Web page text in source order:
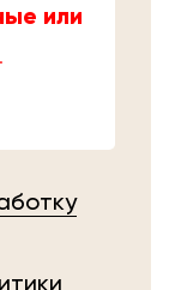
или